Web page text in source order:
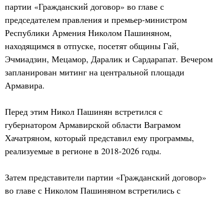
партии «Гражданский договор» во главе с
председателем правления и премьер-министром
Республики Армения Николом Пашиняном,
находящимся в отпуске, посетят общины Гай,
Эчмиадзин, Мецамор, Даралик и Сардарапат. Вечером
запланирован митинг на центральной площади
Армавира.
Перед этим Никол Пашинян встретился с
губернатором Армавирской области Ваграмом
Хачатряном, который представил ему программы,
реализуемые в регионе в 2018-2026 годы.
Затем представители партии «Гражданский договор»
во главе с Николом Пашиняном встретились с